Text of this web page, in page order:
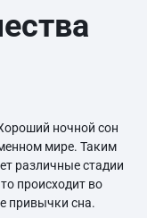
ночной сон
мире. Таким
различные стадии
происходит во
привычки сна.